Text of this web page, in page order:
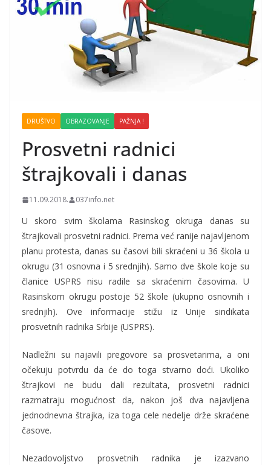
DRUŠTVO OBRAZOVANJE PAŽNJA !
Prosvetni radnici
štrajkovali i danas
11.09.2018. 037info.net
U skoro svim školama Rasinskog okruga danas su
štrajkovali prosvetni radnici. Prema već ranije najavljenom
planu protesta, danas su časovi bili skraćeni u 36 škola u
okrugu (31 osnovna i 5 srednjih). Samo dve škole koje su
članice USPRS nisu radile sa skraćenim časovima. U
Rasinskom okrugu postoje 52 škole (ukupno osnovnih i
srednjih). Ove informacije stižu iz Unije sindikata
prosvetnih radnika Srbije (USPRS).
Nadležni su najavili pregovore sa prosvetarima, a oni
očekuju potvrdu da će do toga stvarno doći. Ukoliko
štrajkovi ne budu dali rezultata, prosvetni radnici
razmatraju mogućnost da, nakon još dva najavljena
jednodnevna štrajka, iza toga cele nedelje drže skraćene
časove.
Nezadovoljstvo prosvetnih radnika je izazvano